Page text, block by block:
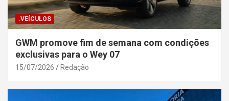
.VEÍCULOS
GWM promove fim de semana com condições
exclusivas para o Wey 07
15/07/2026 Redação